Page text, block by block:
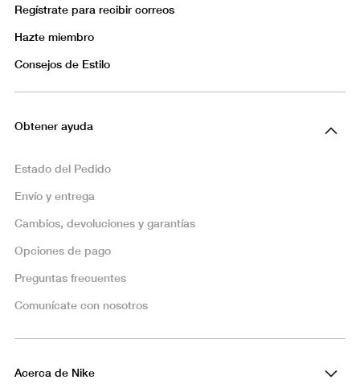
Regístrate para recibir correos
Hazte miembro
Consejos de Estilo
Obtener ayuda
Estado del Pedido
Envío y entrega
Cambios, devoluciones y garantías
Opciones de pago
Preguntas frecuentes
Comunícate con nosotros
Acerca de Nike